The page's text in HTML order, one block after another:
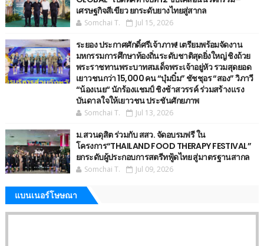
เศรษฐกิจสีเขียว ยกระดับยางไทยสู่สากล
Somchai T. Jul 15, 2026
ระยอง ประกาศศักดิ์ศรีเจ้าภาพ! เตรียมพร้อมจัดงาน
มหกรรมการศึกษาท้องถิ่นระดับชาติสุดยิ่งใหญ่ ชิงถ้วย
พระราชทานพระบาทสมเด็จพระเจ้าอยู่หัว รวมสุดยอด
เยาวชนกว่า 15,000 คน “บุ๋มบิ๋ม” ชัชชุอร “สอง” วิภาวี
“น้องเนย“ นักร้องแชมป์ ชิงช้าสวรรค์ ร่วมสร้างแรง
บันดาลใจให้เยาวชน ประชันศักยภาพ
Somchai T. Jul 13, 2026
ม.สวนดุสิต ร่วมกับ สสว. จัดอบรมฟรี ใน
โครงการ“THAILAND FOOD THERAPY FESTIVAL”
ยกระดับผู้ประกอบการสตรีทฟู้ดไทย สู่มาตรฐานสากล
Somchai T. Jul 09, 2026
แบนเนอร์โษษณา